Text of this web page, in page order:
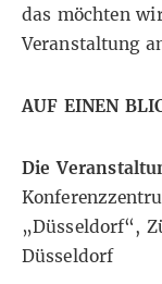
das möchten
Veranstaltung
AUF EINEN
Die
„Düsseldorf“,
Düsseldorf